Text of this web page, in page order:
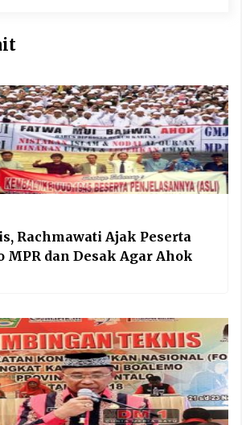
Rachmawati Ajak Peserta
MPR dan Desak Agar Ahok